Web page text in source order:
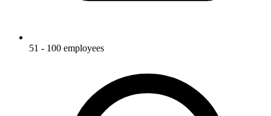
51 - 100 employees